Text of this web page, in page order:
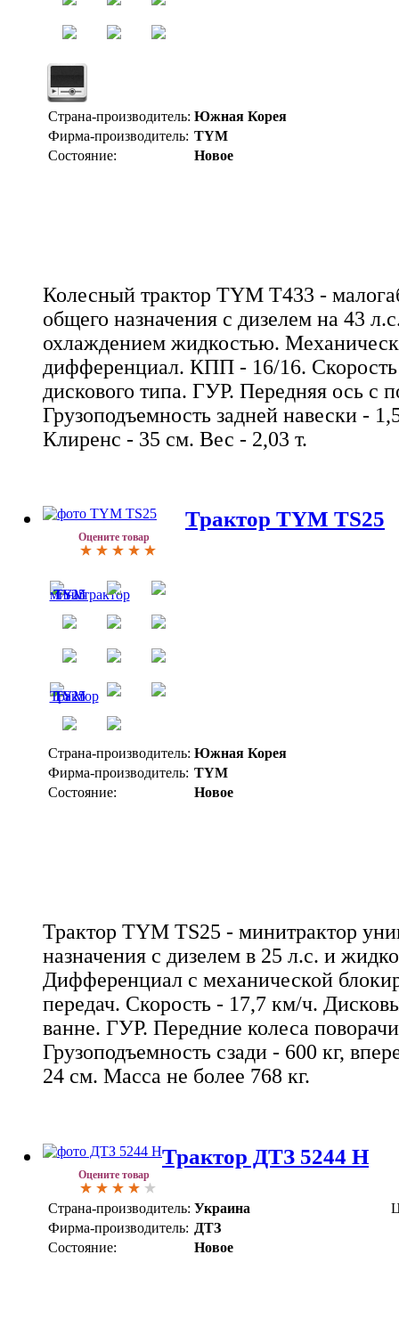
Страна-производитель: Южная Корея
Фирма-производитель: TYM
Состояние:
Новое
Колесный трактор TYM T433 -
общего назначения с дизелем на 43
охлаждением жидкостью.
дифференциал. КПП - 16/16.
дискового типа. ГУР. Передняя ось с
Грузоподъемность задней навески -
Клиренс - 35 см. Вес - 2,03 т.
Оцените товар
Трактор TYM TS25
Страна-производитель: Южная Корея
Фирма-производитель: TYM
Состояние:
Новое
Трактор TYM TS25 - минитрактор
назначения с дизелем в 25 л.с. и
Дифференциал с механической
передач. Скорость - 17,7 км/ч.
ванне. ГУР. Передние колеса
Грузоподъемность сзади - 600 кг,
24 см. Масса не более 768 кг.
Оцените товар
Трактор ДТЗ 5244 Н
Страна-производитель: Украина
Фирма-производитель: ДТЗ
Состояние:
Новое